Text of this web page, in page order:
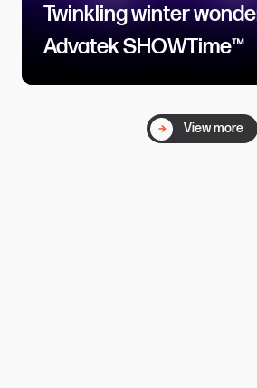
Twinkling winter
Advatek SHOWTime™​​​​‌ ‍ ​‍​‍‌‍ ‌ ​‍‌‍‍‌‌‍‌ ‌‍‍‌‌‍ ‍​‍​‍​ ‍‍​‍​‍‌ ​ ‌‍​‌‌‍ ‍‌‍‍‌‌ ‌​‌ ‍‌​‍ ‍‌‍‍‌‌‍ ​‍​‍​‍ ​​‍​‍‌‍‍​‌ ​‍‌‍‌‌‌‍‌‍​‍​‍​ ‍‍​‍​‍​‍ ‌ ​ ‌ ‌​‌ ‌‌‌‍‌​‌‍‍‌‌‍ ​‍ ‌‍‍‌‌‍ ‍‌ ‌​‌‍‌‌‌‍ ‍‌ ‌​​‍ ‌‍‌‌‌‍‌​‌‍‍‌‌ ‌​​‍ ‌‍ ‌‌‍ ‌‍‌​‌‍‌‌​ ‌‌ ​​‌ ​‍‌‍‌‌‌ ​ ‌‍‌‌‌‍ ‍‌ ‌​‌‍​‌‌ ‌​‌‍‍‌‌‍ ‌‍ ‍​ ‍ ‌‍‍‌‌‍‌​​ ‌​ ‌​‌‍​ ‌‍‌‌‌‍​ ‌‍​‌​ ​‌​ ​‍‌‍‌‍​‍ ‌​ ‌‍​ ‍‌​ ‌ ‌‍​ ​‍ ‌​ ‌​​ ‍​‌‍​ ​ ‌ ​‍ ‌‌‍​‍​ ​​‌‍​ ‌‍​‌​‍ ‌​ ​​​ ‌‌‌‍​‍​ ‌‍​ ​ ​ ​‍​ ​​‌‍​‍‌‍‌‍​ ‍​​ ‍‌​ ‌‍​ ‍ ‌ ‌​‌ ‍‌‌ ​​‌‍‌‌​ ‌‌‍​ ‌‍​‌‌ ​ ‌‍‌‌‌‌​ ‌ ‌​‌ ‌‌‌‍‌​‌ ‍‌​ ‍ ‌ ​​‌‍​‌‌ ‌​‌‍‍​​ ‌‌ ‌​‌‍‍‌‌ ‌​‌‍ ​‌‍‌‌​ ‌‍​‍‌‍​‌‌ ​ ‌‍‌‌‌‌‌‌‌ ​‍‌‍ ​​ ‌​‍‌‌​ ​‍‌​‌‍‌ ​ ‌ ‌​‌ ‌‌‌‍‌​‌‍‍‌‌‍ ​‍‌‍‌‍‍‌‌‍‌​​ ‌​ ‌​‌‍​ ‌‍‌‌‌‍​ ‌‍​‌​ ​‌​ ​‍‌‍‌‍​‍ ‌​ ‌‍​ ‍‌​ ‌ ‌‍​ ​‍ ‌​ ‌​​ ‍​‌‍​ ​ ‌ ​‍ ‌‌‍​‍​ ​​‌‍​ ‌‍​‌​‍ ‌​ ​​​ ‌‌‌‍​‍​ ‌‍​ ​ ​ ​‍​ ​​‌‍​‍‌‍‌‍​ ‍​​ ‍‌​ ‌‍​‍‌‍‌ ‌​‌ ‍‌‌ ​​‌‍‌‌​ ‌‌‍​ ‌‍​‌‌ ​ ‌‍‌‌‌‌​ ‌ ‌​‌ ‌‌‌‍‌​‌ ‍‌​‍‌‍‌ ​​‌‍​‌‌ ‌​‌‍‍​​ ‌‌ ‌​‌‍‍‌‌ ‌​‌‍ ​‌‍‌‌​‍‌‍‌ ​​‌‍‌‌‌ ​‍‌ ​ ‌ ​​‌‍‌‌‌‍​ ‌ ‌​‌‍‍‌‌ ‌‍‌‍‌‌​ ‌‌ ​​‌ ‌‌‌‍​‍‌‍ ​‌‍‍‌‌ ​ ‌‍‍​‌‍‌‌‌‍‌​​‍​‍‌ ‌
View more